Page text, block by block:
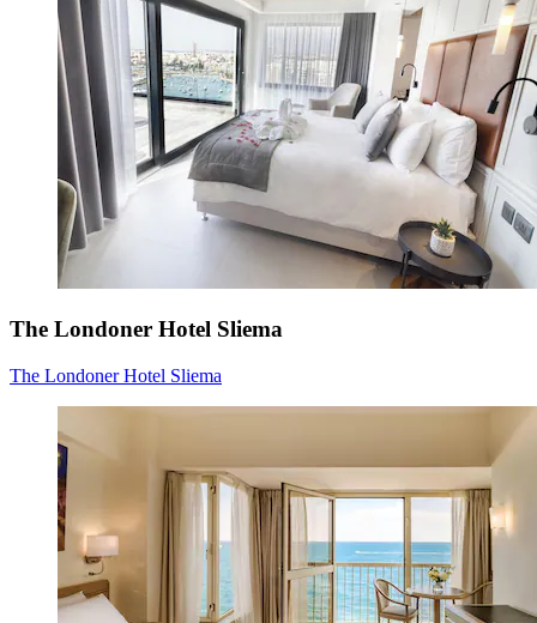
The Londoner Hotel Sliema
The Londoner Hotel Sliema